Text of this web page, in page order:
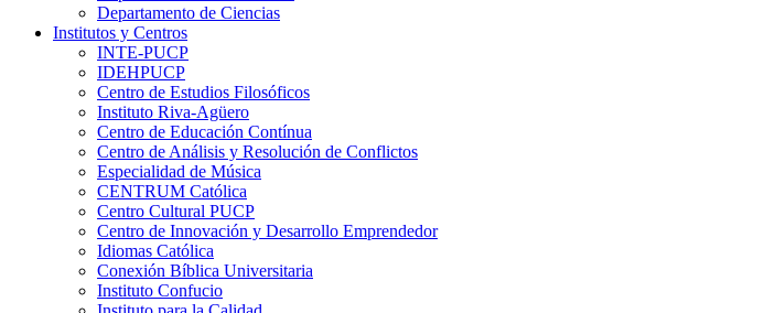
Departamento de Ciencias
Institutos y Centros
INTE-PUCP
IDEHPUCP
Centro de Estudios Filosóficos
Instituto Riva-Agüero
Centro de Educación Contínua
Centro de Análisis y Resolución de Conflictos
Especialidad de Música
CENTRUM Católica
Centro Cultural PUCP
Centro de Innovación y Desarrollo Emprendedor
Idiomas Católica
Conexión Bíblica Universitaria
Instituto Confucio